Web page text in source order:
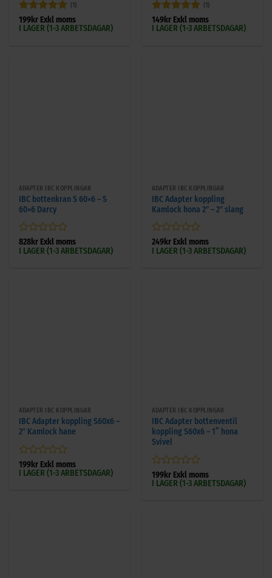
Betygsatt5
av 5
(1)
199kr Exkl moms
I LAGER (1-3 ARBETSDAGAR)
Betygsatt5
av 5
(1)
149kr Exkl moms
I LAGER (1-3 ARBETSDAGAR)
ADAPTER IBC KOPPLINGAR
IBC bottenkran S 60×6 – S
60×6 Darcy
Betygsatt
0
828kr Exkl moms
I LAGER (1-3 ARBETSDAGAR)
ADAPTER IBC KOPPLINGAR
IBC Adapter koppling
Kamlock hona 2″ – 2″ slang
Betygsatt
0
249kr Exkl moms
I LAGER (1-3 ARBETSDAGAR)
ADAPTER IBC KOPPLINGAR
IBC Adapter koppling S60x6 –
2″ Kamlock hane
Betygsatt
0
199kr Exkl moms
I LAGER (1-3 ARBETSDAGAR)
ADAPTER IBC KOPPLINGAR
IBC Adapter bottenventil
koppling S60x6 – 1” hona
Svivel
Betygsatt
0
199kr Exkl moms
I LAGER (1-3 ARBETSDAGAR)